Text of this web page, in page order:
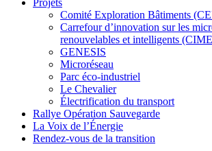
Comité Exploration Bâtiments
Carrefour d’innovation sur les
renouvelables et intelligents
GENESIS
Microréseau
Parc éco-industriel
Le Chevalier
Électrification du transport
Rallye Opération Sauvegarde
La Voix de l’Énergie
Rendez-vous de la transition